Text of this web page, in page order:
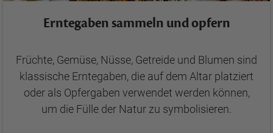
Erntegaben sammeln und opfern
Früchte, Gemüse, Nüsse, Getreide und Blumen sind
klassische Erntegaben, die auf dem Altar platziert
oder als Opfergaben verwendet werden können,
um die Fülle der Natur zu symbolisieren.